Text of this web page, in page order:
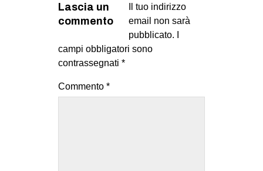
Lascia un
commento
Il tuo indirizzo
email non sarà
pubblicato.
campi obbligatori sono
contrassegnati *
Commento *